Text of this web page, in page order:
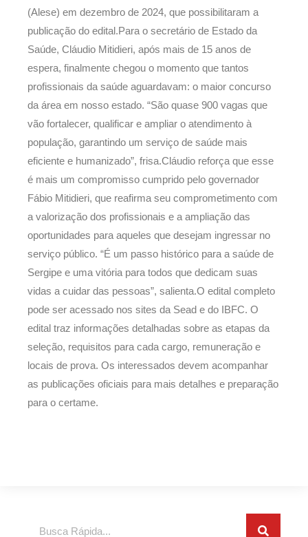
(Alese) em dezembro de 2024, que possibilitaram a
publicação do edital.Para o secretário de Estado da
Saúde, Cláudio Mitidieri, após mais de 15 anos de
espera, finalmente chegou o momento que tantos
profissionais da saúde aguardavam: o maior concurso
da área em nosso estado. “São quase 900 vagas que
vão fortalecer, qualificar e ampliar o atendimento à
população, garantindo um serviço de saúde mais
eficiente e humanizado”, frisa.Cláudio reforça que esse
é mais um compromisso cumprido pelo governador
Fábio Mitidieri, que reafirma seu comprometimento com
a valorização dos profissionais e a ampliação das
oportunidades para aqueles que desejam ingressar no
serviço público. “É um passo histórico para a saúde de
Sergipe e uma vitória para todos que dedicam suas
vidas a cuidar das pessoas”, salienta.O edital completo
pode ser acessado nos sites da Sead e do IBFC. O
edital traz informações detalhadas sobre as etapas da
seleção, requisitos para cada cargo, remuneração e
locais de prova. Os interessados devem acompanhar
as publicações oficiais para mais detalhes e preparação
para o certame.